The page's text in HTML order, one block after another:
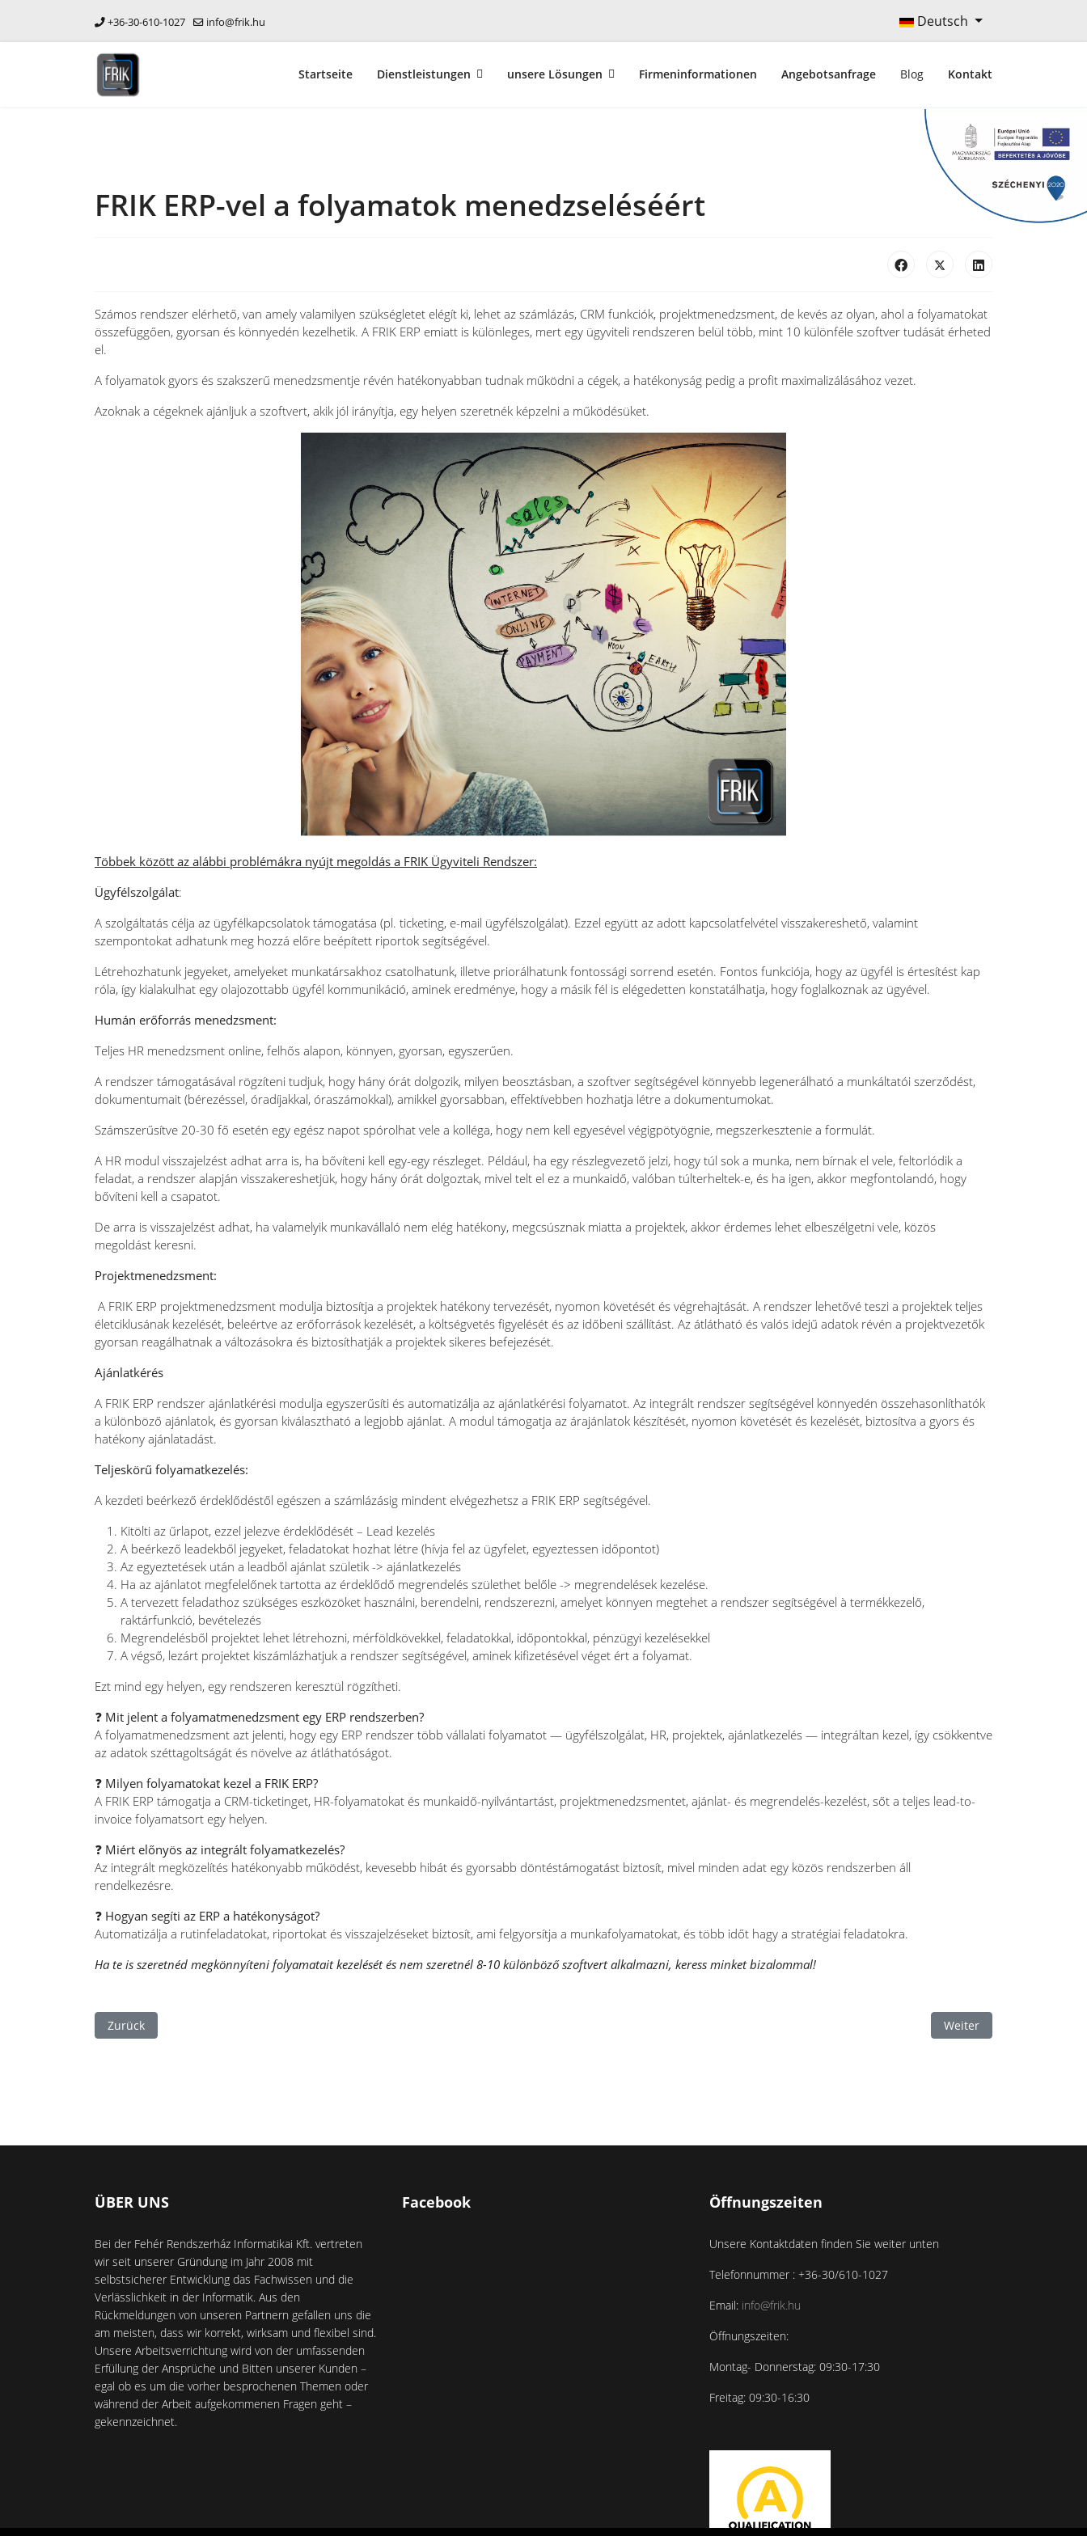
+36-30-610-1027 info@frik.hu Deutsch
Startseite Dienstleistungen unsere Lösungen Firmeninformationen Angebotsanfrage Blog Kontakt
FRIK ERP-vel a folyamatok menedzseléséért
Számos rendszer elérhető, van amely valamilyen szükségletet elégít ki, lehet az számlázás, CRM funkciók, projektmenedzsment, de kevés az olyan, ahol a folyamatokat
összefüggően, gyorsan és könnyedén kezelhetik. A FRIK ERP emiatt is különleges, mert egy ügyviteli rendszeren belül több, mint 10 különféle szoftver tudását érheted
el.
A folyamatok gyors és szakszerű menedzsmentje révén hatékonyabban tudnak működni a cégek, a hatékonyság pedig a profit maximalizálásához vezet.
Azoknak a cégeknek ajánljuk a szoftvert, akik jól irányítja, egy helyen szeretnék képzelni a működésüket.
Többek között az alábbi problémákra nyújt megoldás a FRIK Ügyviteli Rendszer:
Ügyfélszolgálat:
A szolgáltatás célja az ügyfélkapcsolatok támogatása (pl. ticketing, e-mail ügyfélszolgálat). Ezzel együtt az adott kapcsolatfelvétel visszakereshető, valamint
szempontokat adhatunk meg hozzá előre beépített riportok segítségével.
Létrehozhatunk jegyeket, amelyeket munkatársakhoz csatolhatunk, illetve priorálhatunk fontossági sorrend esetén. Fontos funkciója, hogy az ügyfél is értesítést kap
róla, így kialakulhat egy olajozottabb ügyfél kommunikáció, aminek eredménye, hogy a másik fél is elégedetten konstatálhatja, hogy foglalkoznak az ügyével.
Humán erőforrás menedzsment:
Teljes HR menedzsment online, felhős alapon, könnyen, gyorsan, egyszerűen.
A rendszer támogatásával rögzíteni tudjuk, hogy hány órát dolgozik, milyen beosztásban, a szoftver segítségével könnyebb legenerálható a munkáltatói szerződést,
dokumentumait (bérezéssel, óradíjakkal, óraszámokkal), amikkel gyorsabban, effektívebben hozhatja létre a dokumentumokat.
Számszerűsítve 20-30 fő esetén egy egész napot spórolhat vele a kolléga, hogy nem kell egyesével végigpötyögnie, megszerkesztenie a formulát.
A HR modul visszajelzést adhat arra is, ha bővíteni kell egy-egy részleget. Például, ha egy részlegvezető jelzi, hogy túl sok a munka, nem bírnak el vele, feltorlódik a
feladat, a rendszer alapján visszakereshetjük, hogy hány órát dolgoztak, mivel telt el ez a munkaidő, valóban túlterheltek-e, és ha igen, akkor megfontolandó, hogy
bővíteni kell a csapatot.
De arra is visszajelzést adhat, ha valamelyik munkavállaló nem elég hatékony, megcsúsznak miatta a projektek, akkor érdemes lehet elbeszélgetni vele, közös
megoldást keresni.
Projektmenedzsment:
A FRIK ERP projektmenedzsment modulja biztosítja a projektek hatékony tervezését, nyomon követését és végrehajtását. A rendszer lehetővé teszi a projektek teljes
életciklusának kezelését, beleértve az erőforrások kezelését, a költségvetés figyelését és az időbeni szállítást. Az átlátható és valós idejű adatok révén a projektvezetők
gyorsan reagálhatnak a változásokra és biztosíthatják a projektek sikeres befejezését.
Ajánlatkérés
A FRIK ERP rendszer ajánlatkérési modulja egyszerűsíti és automatizálja az ajánlatkérési folyamatot. Az integrált rendszer segítségével könnyedén összehasonlíthatók
a különböző ajánlatok, és gyorsan kiválasztható a legjobb ajánlat. A modul támogatja az árajánlatok készítését, nyomon követését és kezelését, biztosítva a gyors és
hatékony ajánlatadást.
Teljeskörű folyamatkezelés:
A kezdeti beérkező érdeklődéstől egészen a számlázásig mindent elvégezhetsz a FRIK ERP segítségével.
Kitölti az űrlapot, ezzel jelezve érdeklődését – Lead kezelés
A beérkező leadekből jegyeket, feladatokat hozhat létre (hívja fel az ügyfelet, egyeztessen időpontot)
Az egyeztetések után a leadből ajánlat születik -> ajánlatkezelés
Ha az ajánlatot megfelelőnek tartotta az érdeklődő megrendelés születhet belőle -> megrendelések kezelése.
A tervezett feladathoz szükséges eszközöket használni, berendelni, rendszerezni, amelyet könnyen megtehet a rendszer segítségével à termékkezelő,
raktárfunkció, bevételezés
Megrendelésből projektet lehet létrehozni, mérföldkövekkel, feladatokkal, időpontokkal, pénzügyi kezelésekkel
A végső, lezárt projektet kiszámlázhatjuk a rendszer segítségével, aminek kifizetésével véget ért a folyamat.
Ezt mind egy helyen, egy rendszeren keresztül rögzítheti.
❓ Mit jelent a folyamatmenedzsment egy ERP rendszerben?
A folyamatmenedzsment azt jelenti, hogy egy ERP rendszer több vállalati folyamatot — ügyfélszolgálat, HR, projektek, ajánlatkezelés — integráltan kezel, így csökkentve
az adatok széttagoltságát és növelve az átláthatóságot.
❓ Milyen folyamatokat kezel a FRIK ERP?
A FRIK ERP támogatja a CRM-ticketinget, HR-folyamatokat és munkaidő-nyilvántartást, projektmenedzsmentet, ajánlat- és megrendelés-kezelést, sőt a teljes lead-to-
invoice folyamatsort egy helyen.
❓ Miért előnyös az integrált folyamatkezelés?
Az integrált megközelítés hatékonyabb működést, kevesebb hibát és gyorsabb döntéstámogatást biztosít, mivel minden adat egy közös rendszerben áll
rendelkezésre.
❓ Hogyan segíti az ERP a hatékonyságot?
Automatizálja a rutinfeladatokat, riportokat és visszajelzéseket biztosít, ami felgyorsítja a munkafolyamatokat, és több időt hagy a stratégiai feladatokra.
Ha te is szeretnéd megkönnyíteni folyamatait kezelését és nem szeretnél 8-10 különböző szoftvert alkalmazni, keress minket bizalommal!
Vorheriger Beitrag: Új pályázati lehetőségek KKV-knak: Dimop Plusz és Ginop Plusz
Zurück Nächster Beitrag: Okos
Weiter
ÜBER UNS
Bei der Fehér Rendszerház Informatikai Kft. vertreten
wir seit unserer Gründung im Jahr 2008 mit
selbstsicherer Entwicklung das Fachwissen und die
Verlässlichkeit in der Informatik. Aus den
Rückmeldungen von unseren Partnern gefallen uns die
am meisten, dass wir korrekt, wirksam und flexibel sind.
Unsere Arbeitsverrichtung wird von der umfassenden
Erfüllung der Ansprüche und Bitten unserer Kunden –
egal ob es um die vorher besprochenen Themen oder
während der Arbeit aufgekommenen Fragen geht –
gekennzeichnet.
Facebook Öffnungszeiten
Unsere Kontaktdaten finden Sie weiter unten
Telefonnummer : +36-30/610-1027
Email: info@frik.hu
Öffnungszeiten:
Montag- Donnerstag: 09:30-17:30
Freitag: 09:30-16:30